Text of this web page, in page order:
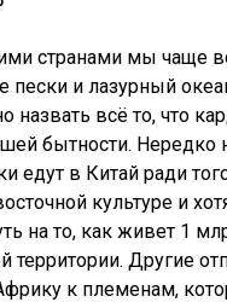
странами мы чаще
и лазурный
назвать всё то, что
бытности. Нередко
едут в Китай ради
культуре и
на то, как живет 1
территории. Другие
к племенам,